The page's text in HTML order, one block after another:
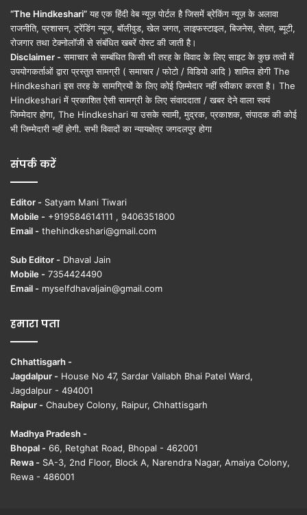
“The Hindkeshari”यह एक हिंदी वेब न्यूज़ पोर्टल है जिसमें ब्रेकिंग न्यूज़ के अलावा
राजनीति, प्रशासन, ट्रेंडिंग न्यूज, बॉलीवुड, खेल जगत, लाइफस्टाइल, बिजनेस, सेहत, ब्यूटी,
रोजगार तथा टेक्नोलॉजी से संबंधित खबरें पोस्ट की जाती है।
Disclaimer - समाचार से सम्बंधित किसी भी तरह के विवाद के लिए साइट के कुछ तत्वों में
उपयोगकर्ताओं द्वारा प्रस्तुत सामग्री ( समाचार / फोटो / विडियो आदि ) शामिल होगी The
Hindkeshari इस तरह के सामग्रियों के लिए कोई ज़िम्मेदार नहीं स्वीकार करता है। The
Hindkeshari में प्रकाशित ऐसी सामग्री के लिए संवाददाता / खबर देने वाला स्वयं
जिम्मेदार होगा, The Hindkeshari या उसके स्वामी, मुद्रक, प्रकाशक, संपादक की कोई
भी जिम्मेदारी नहीं होगी. सभी विवादों का न्यायक्षेत्र जगदलपुर होगा
संपर्क करें
Editor - Satyam Mani Tiwari
Mobile - +919584614111 , 9406351800
Email - thehindkeshari@gmail.com
Sub Editor - Dhaval Jain
Mobile - 7354424490
Email - myselfdhavaljain@gmail.com
हमारा पता
Chhattisgarh -
Jagdalpur - House No 47, Sardar Vallabh Bhai Patel Ward,
Jagdalpur - 494001
Raipur - Chaubey Colony, Raipur, Chhattisgarh
Madhya Pradesh -
Bhopal - 66, Retghat Road, Bhopal - 462001
Rewa - SA-3, 2nd Floor, Block A, Narendra Nagar, Amaiya Colony,
Rewa - 486001